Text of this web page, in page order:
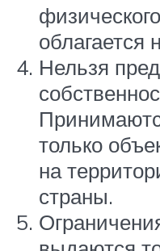
облагается
Нельзя
только
на
страны.